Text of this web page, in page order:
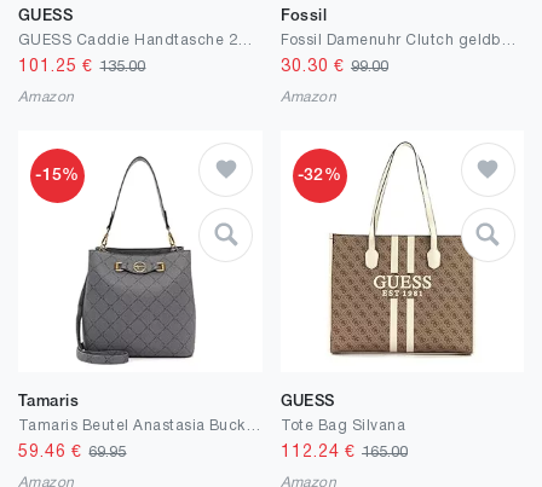
GUESS
101.25 €135.00
Amazon
Fossil
30.30 € 99.00
Amazon
-15%
Tamaris
59.46 €69.95
Amazon
-32%
GUESS
Tote Bag Silvana
112.24 € 165.00
Amazon